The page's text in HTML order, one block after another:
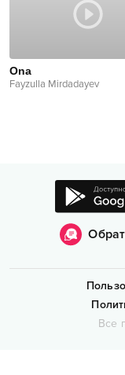
Ona
Fayzulla Mirdadayev
Все